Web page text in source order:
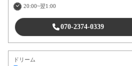
20:00~翌1:00
070-2374-0339
ドリーム